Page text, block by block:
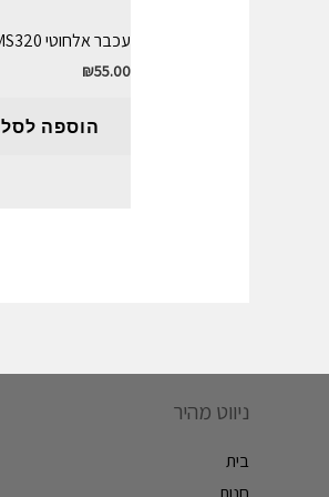
עכבר אלחוטי AOC MS320
₪55.00
הוספה לסל
ניווט מהיר
בית